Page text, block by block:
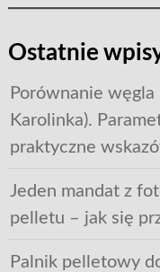
Ostatnie
Porównanie węgla
Karolinka).
praktyczne
Jeden mandat z
pelletu – jak się
Palnik pelletowy